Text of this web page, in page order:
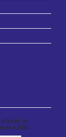
etkinlik vb.
katılın